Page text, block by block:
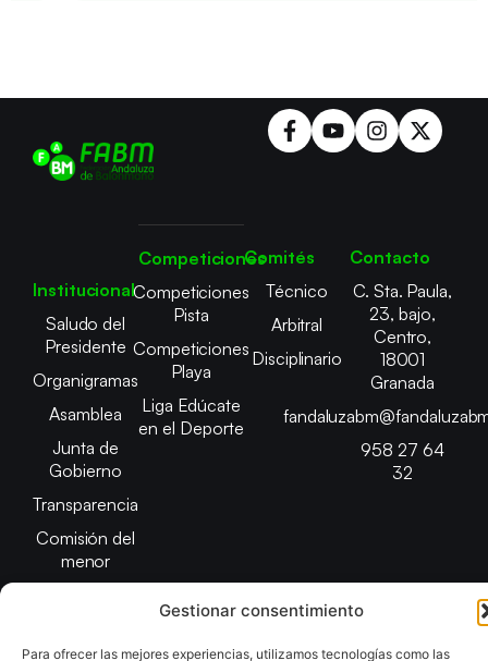
Gestionar consentimiento
Para ofrecer las mejores experiencias, utilizamos tecnologías como las
Institucional
Saludo del
Presidente
Organigramas
Asamblea
Junta de
Gobierno
Transparencia
Comisión del
menor
Competiciones
Competiciones
Pista
Competiciones
Playa
Liga Edúcate
en el Deporte
Comités
Técnico
Arbitral
Disciplinario
Contacto
C. Sta. Paula,
23, bajo,
Centro,
18001
Granada
958 27 64
32